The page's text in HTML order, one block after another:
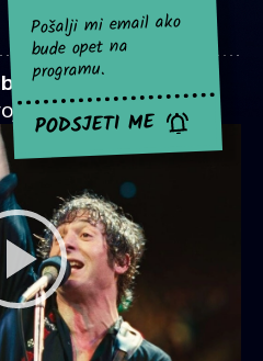
me iz ništavila
Pošalji mi email ako
bude opet na
programu.
PODSJETI ME